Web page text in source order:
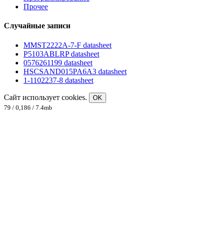
Прочее
Случайные записи
MMST2222A-7-F datasheet
P5103ABLRP datasheet
0576261199 datasheet
HSCSAND015PA6A3 datasheet
1-1102237-8 datasheet
Сайт использует cookies.
OK
79 / 0,186 / 7.4mb